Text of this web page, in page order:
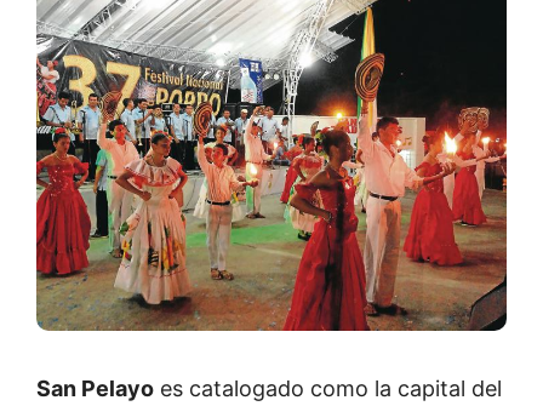
San Pelayo es catalogado como la capital del